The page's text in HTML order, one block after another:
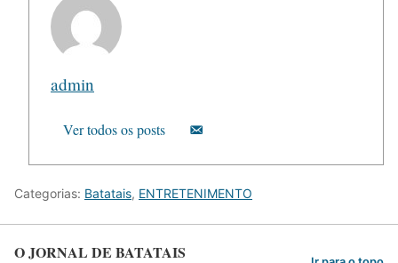
admin
Ver todos os posts
Categorias: Batatais, ENTRETENIMENTO
O JORNAL DE BATATAIS